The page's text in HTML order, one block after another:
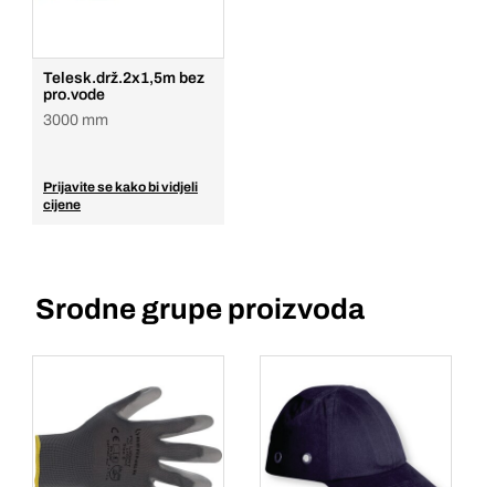
Telesk.drž.2x1,5m bez
pro.vode
3000 mm
Prijavite se kako bi vidjeli
cijene
Srodne grupe proizvoda